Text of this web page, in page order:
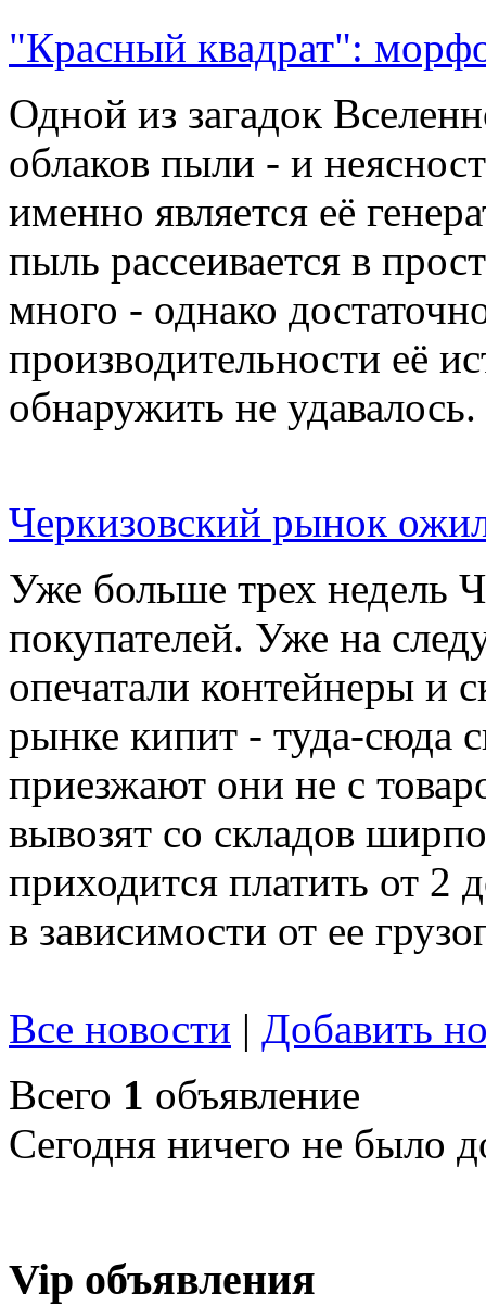
"Красный квадрат":
Одной из загадок
облаков пыли - и
именно является её
пыль рассеивается в
много - однако
производительности её
обнаружить не удавалось.
Черкизовский рынок
Уже больше трех недель
покупателей. Уже на
опечатали контейнеры и
рынке кипит - туда-сюда
приезжают они не с
вывозят со складов
приходится платить от 2
в зависимости от ее
Все новости | Добавить
Всего 1 объявление
Сегодня ничего не было
Vip объявления